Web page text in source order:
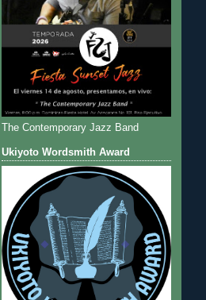
The Contemporary Jazz Band
Ukiyoto Wordsmith Award